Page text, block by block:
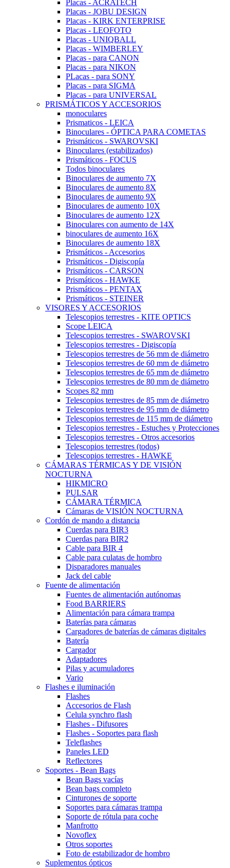
Placas - ACRATECH
Placas - JOBU DESIGN
Placas - KIRK ENTERPRISE
Placas - LEOFOTO
Placas - UNIQBALL
Placas - WIMBERLEY
Placas - para CANON
Placas - para NIKON
PLacas - para SONY
Placas - para SIGMA
Placas - para UNIVERSAL
PRISMÁTICOS Y ACCESORIOS
monoculares
Prismaticos - LEICA
Binoculares - ÓPTICA PARA COMETAS
Prismáticos - SWAROVSKI
Binoculares (estabilizados)
Prismáticos - FOCUS
Todos binoculares
Binoculares de aumento 7X
Binoculares de aumento 8X
Binoculares de aumento 9X
Binoculares de aumento 10X
Binoculares de aumento 12X
Binoculares con aumento de 14X
binoculares de aumento 16X
Binoculares de aumento 18X
Prismáticos - Accesorios
Prismáticos - Digiscopía
Prismáticos - CARSON
Prismáticos - HAWKE
Prismáticos - PENTAX
Prismáticos - STEINER
VISORES Y ACCESORIOS
Telescopios terrestres - KITE OPTICS
Scope LEICA
Telescopios terrestres - SWAROVSKI
Telescopios terrestres - Digiscopía
Telescopios terrestres de 56 mm de diámetro
Telescopios terrestres de 60 mm de diámetro
Telescopios terrestres de 65 mm de diámetro
Telescopios terrestres de 80 mm de diámetro
Scopes 82 mm
Telescopios terrestres de 85 mm de diámetro
Telescopios terrestres de 95 mm de diámetro
Telescopios terrestres de 115 mm de diámetro
Telescopios terrestres - Estuches y Protecciones
Telescopios terrestres - Otros accesorios
Telescopios terrestres (todos)
Telescopios terrestres - HAWKE
CÁMARAS TÉRMICAS Y DE VISIÓN
NOCTURNA
HIKMICRO
PULSAR
CÁMARA TÉRMICA
Cámaras de VISIÓN NOCTURNA
Cordón de mando a distancia
Cuerdas para BIR3
Cuerdas para BIR2
Cable para BIR 4
Cable para culatas de hombro
Disparadores manuales
Jack del cable
Fuente de alimentación
Fuentes de alimentación autónomas
Food BARRIERS
Alimentación para cámara trampa
Baterías para cámaras
Cargadores de baterías de cámaras digitales
Batería
Cargador
Adaptadores
Pilas y acumuladores
Vario
Flashes e iluminación
Flashes
Accesorios de Flash
Celula synchro flash
Flashes - Difusores
Flashes - Soportes para flash
Teleflashes
Paneles LED
Reflectores
Soportes - Bean Bags
Bean Bags vacías
Bean bags completo
Cinturones de soporte
Soportes para cámaras trampa
Soporte de rótula para coche
Manfrotto
Novoflex
Otros soportes
Foto de estabilizador de hombro
Suplementos ópticos